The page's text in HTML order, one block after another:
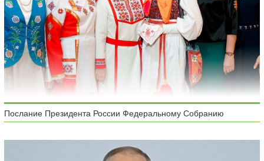
Послание Президента России Федеральному Собранию